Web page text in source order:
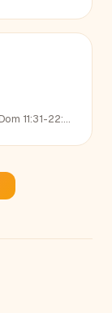
11:31-22:48